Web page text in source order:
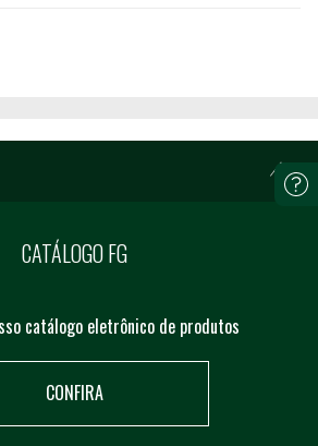
CATÁLOGO FG
catálogo eletrônico de produtos
CONFIRA